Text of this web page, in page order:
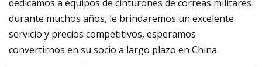
dedicamos a equipos de cinturones de correas militares
durante muchos años, le brindaremos un excelente
servicio y precios competitivos, esperamos
convertirnos en su socio a largo plazo en China.